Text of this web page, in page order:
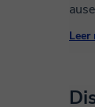
Leer